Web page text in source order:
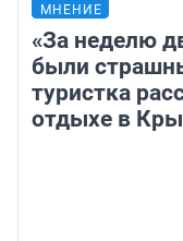
МНЕНИЕ
«За неделю
были
туристка
отдыхе в